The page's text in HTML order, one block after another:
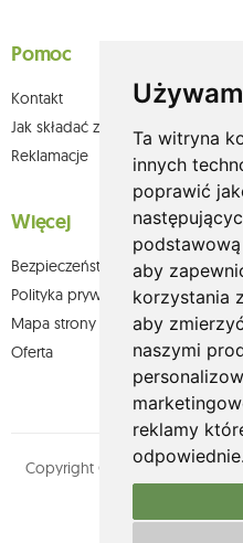
Ta witryna
innych
poprawić
aby
korzystania
aby
naszymi
reklamy
odpowiednie.
Pomoc
Kontakt
Jak składać zamówienia w
Reklamacje
Więcej
Bezpieczeństwo płatności
Polityka prywatności
Mapa strony
Oferta
Copyright © olium.pl.
Zobacz nasz